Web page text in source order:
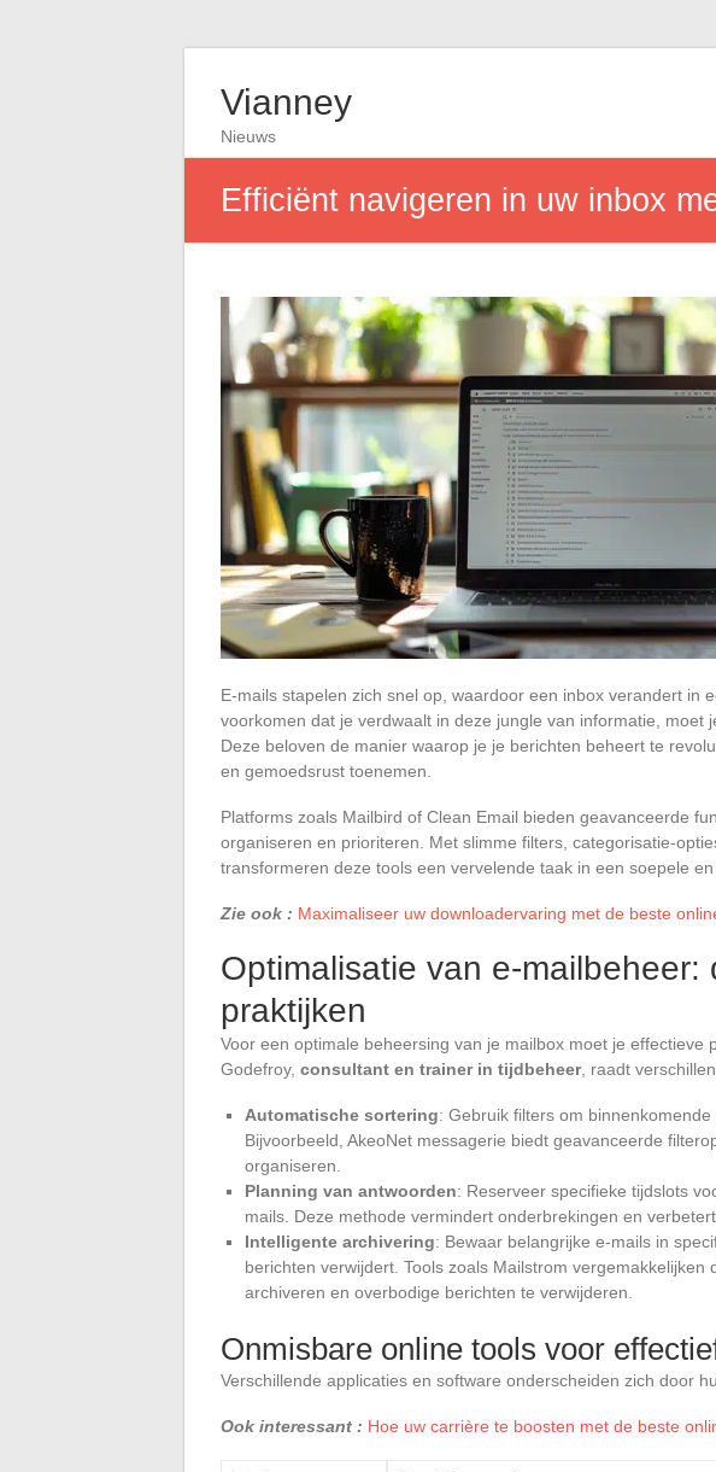
Vianney
Nieuws
Efficiënt navigeren in uw inbox
E-mails stapelen zich snel op, waardoor een inbox verandert in
voorkomen dat je verdwaalt in deze jungle van informatie, moet
Deze beloven de manier waarop je je berichten beheert te
en gemoedsrust toenemen.
Platforms zoals Mailbird of Clean Email bieden geavanceerde
organiseren en prioriteren. Met slimme filters, categorisatie-
transformeren deze tools een vervelende taak in een soepele
Zie ook : Maximaliseer uw downloadervaring met de beste
Optimalisatie van e-mailbeheer:
praktijken
Voor een optimale beheersing van je mailbox moet je effectieve
Godefroy, consultant en trainer in tijdbeheer, raadt
Automatische sortering: Gebruik filters om
Bijvoorbeeld, AkeoNet messagerie biedt geavanceerde
organiseren.
Planning van antwoorden: Reserveer specifieke tijdslots
mails. Deze methode vermindert onderbrekingen en
Intelligente archivering: Bewaar belangrijke e-mails in
berichten verwijdert. Tools zoals Mailstrom vergemakkelijken
archiveren en overbodige berichten te verwijderen.
Onmisbare online tools voor
Verschillende applicaties en software onderscheiden zich door
Ook interessant : Hoe uw carrière te boosten met de beste